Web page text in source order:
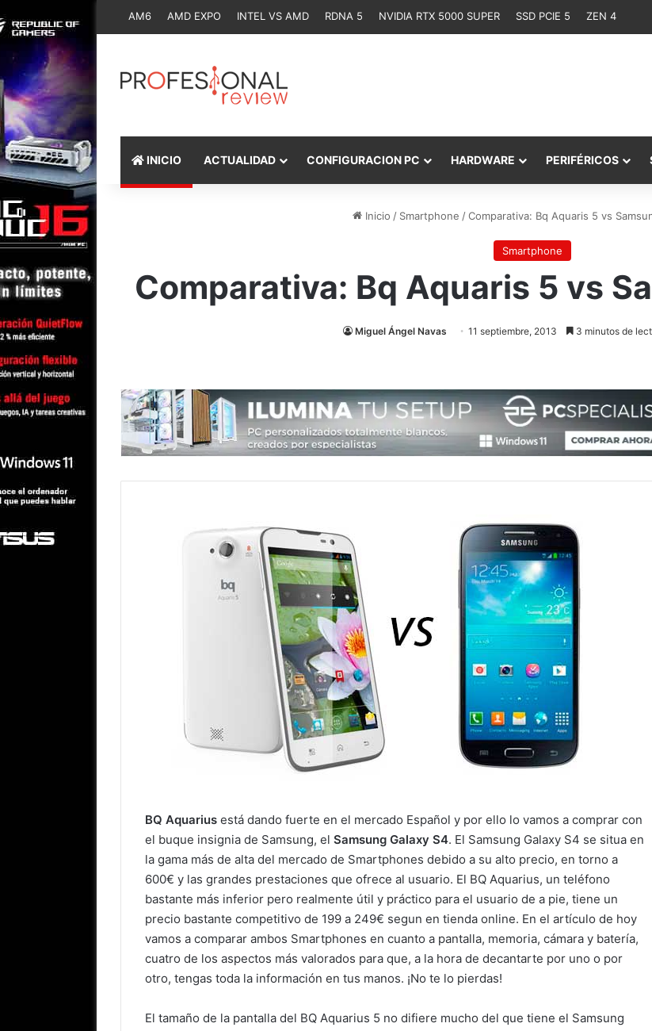
AM6 AMD EXPO INTEL VS AMD RDNA 5 NVIDIA RTX 5000 SUPER SSD PCIE 5 ZEN 4
INICIO ACTUALIDAD CONFIGURACION PC HARDWARE PERIFÉRICOS
Inicio / Smartphone /Comparativa: Bq Aquaris 5 vs
Smartphone
Comparativa: Bq Aquaris 5 vs
Miguel Ángel Navas 11 septiembre, 2013 3 minutos de
BQ Aquarius está dando fuerte en el mercado Español y por ello lo vamos a comprar con
el buque insignia de Samsung, el Samsung Galaxy S4. El Samsung Galaxy S4 se situa en
la gama más de alta del mercado de Smartphones debido a su alto precio, en torno a
600€ y las grandes prestaciones que ofrece al usuario. El BQ Aquarius, un teléfono
bastante más inferior pero realmente útil y práctico para el usuario de a pie, tiene un
precio bastante competitivo de 199 a 249€ segun en tienda online. En el artículo de hoy
vamos a comparar ambos Smartphones en cuanto a pantalla, memoria, cámara y batería,
cuatro de los aspectos más valorados para que, a la hora de decantarte por uno o por
otro, tengas toda la información en tus manos. ¡No te lo pierdas!
El tamaño de la pantalla del BQ Aquarius 5 no difiere mucho del que tiene el Samsung